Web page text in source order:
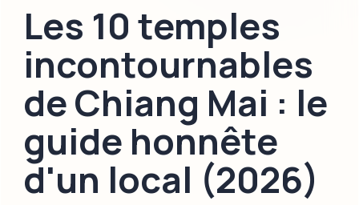
Les 10 temples
incontournables
de Chiang Mai : le
guide honnête
d'un local (2026)